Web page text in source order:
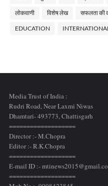
लोकवाणी विशेष लेख सफलता की
EDUCATION
Media Trust of India :
Rudri Road, Near Laxmi Niwas
Dhamtari- 493773,Chattisgarh
===================
Director :- M.Chopra
Editor :- R.K.Chopra
===================
E-mail ID :-
===================